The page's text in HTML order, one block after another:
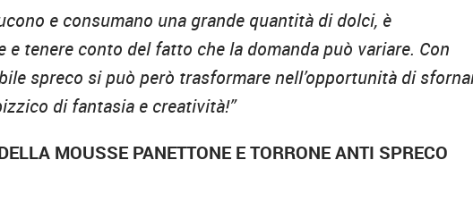
e consumano una grande quantità di dolci, è
tenere conto del fatto che la domanda può variare. Con
spreco si può però trasformare nell’opportunità di
di fantasia e creatività!”
MOUSSE PANETTONE E TORRONE ANTI SPRECO